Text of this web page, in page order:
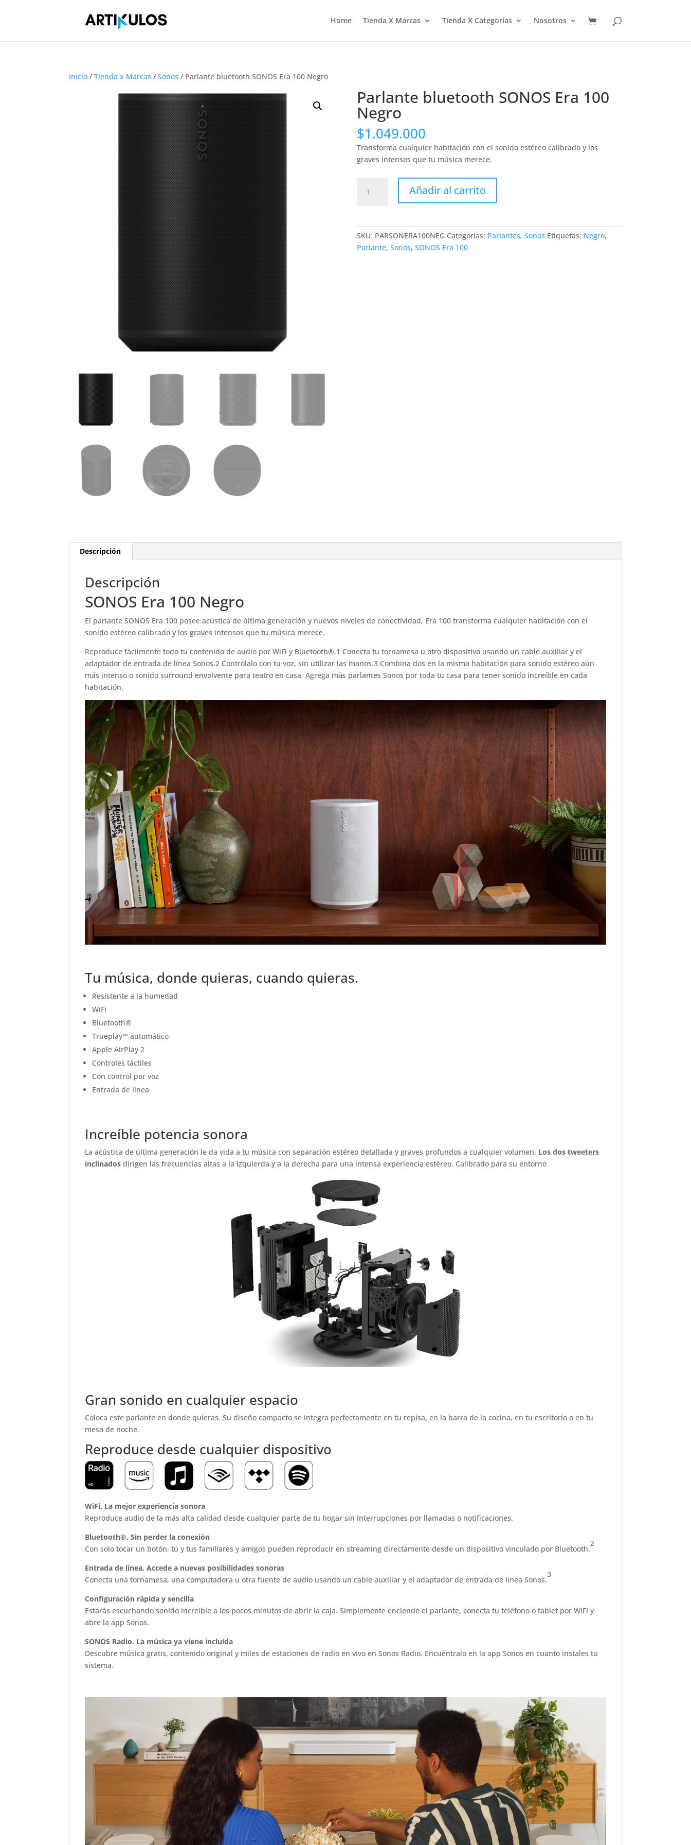
Home Tienda X Marcas Tienda X Categorías Nosotros
Inicio /Tienda x Marcas /Sonos / Parlante bluetooth SONOS Era 100 Negro
Parlante bluetooth SONOS Era 100
Negro
$1.049.000
Transforma cualquier habitación con el sonido estéreo calibrado y los
graves intensos que tu música merece.
bluetooth
Negro
cantidad
Añadir al carrito
SKU: PARSONERA100NEG Categorías: Parlantes, Sonos Etiquetas: Negro,
Parlante, Sonos, SONOS Era 100
Descripción
Descripción
SONOS Era 100 Negro
El parlante SONOS Era 100 posee acústica de última generación y nuevos niveles de conectividad, Era 100 transforma cualquier habitación con el
sonido estéreo calibrado y los graves intensos que tu música merece.
Reproduce fácilmente todo tu contenido de audio por WiFi y Bluetooth®.1 Conecta tu tornamesa u otro dispositivo usando un cable auxiliar y el
adaptador de entrada de línea Sonos.2 Contrólalo con tu voz, sin utilizar las manos.3 Combina dos en la misma habitación para sonido estéreo aún
más intenso o sonido surround envolvente para teatro en casa. Agrega más parlantes Sonos por toda tu casa para tener sonido increíble en cada
habitación.
Tu música, donde quieras, cuando quieras.
Resistente a la humedad
WiFi
Bluetooth®
Trueplay™ automático
Apple AirPlay 2
Controles táctiles
Con control por voz
Entrada de línea
Increíble potencia sonora
La acústica de última generación le da vida a tu música con separación estéreo detallada y graves profundos a cualquier volumen. Los dos tweeters
inclinados dirigen las frecuencias altas a la izquierda y a la derecha para una intensa experiencia estéreo. Calibrado para su entorno
Gran sonido en cualquier espacio
Coloca este parlante en donde quieras. Su diseño compacto se integra perfectamente en tu repisa, en la barra de la cocina, en tu escritorio o en tu
mesa de noche.
Reproduce desde cualquier dispositivo
WiFi. La mejor experiencia sonora
Reproduce audio de la más alta calidad desde cualquier parte de tu hogar sin interrupciones por llamadas o notificaciones.
Bluetooth®.Sin perder la conexión
Con solo tocar un botón, tú y tus familiares y amigos pueden reproducir en streaming directamente desde un dispositivo vinculado por Bluetooth.
2
Entrada de línea.Accede a nuevas posibilidades sonoras
Conecta una tornamesa, una computadora u otra fuente de audio usando un cable auxiliar y el adaptador de entrada de línea Sonos.
3
Configuración rápida y sencilla
Estarás escuchando sonido increíble a los pocos minutos de abrir la caja. Simplemente enciende el parlante, conecta tu teléfono o tablet por WiFi y
abre la app Sonos.
SONOS Radio. La música ya viene incluida
Descubre música gratis, contenido original y miles de estaciones de radio en vivo en Sonos Radio. Encuéntralo en la app Sonos en cuanto instales tu
sistema.